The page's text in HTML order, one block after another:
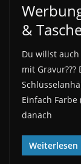
&
Du willst
mit
Einfach Farbe
danach
Weiterlesen